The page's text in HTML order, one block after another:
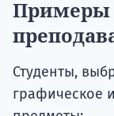
Примеры
Студенты,
графическое